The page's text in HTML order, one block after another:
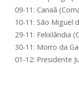
09-11: Canaã
10-11: São Miguel
29-11: Felixlândia
30-11: Morro da
01-12: Presidente